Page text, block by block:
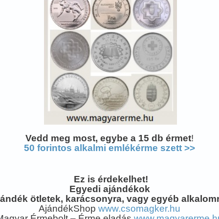
Vedd meg most, egybe a 15 db érmet!
50 forintos alkalmi emlékérme szett >>
Ez is érdekelhet!
Egyedi ajándékok
ötletek, karácsonyra, vagy egyéb
AjándékShop www.csomagker.hu